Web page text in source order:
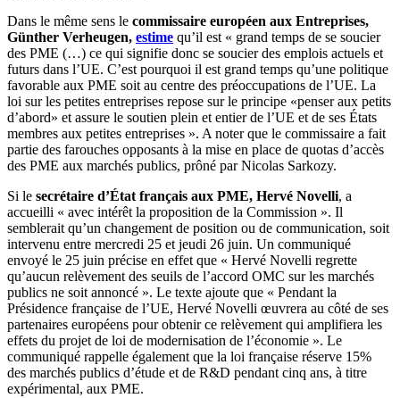
Dans le même sens le commissaire européen aux Entreprises,
Günther Verheugen, estime qu’il est « grand temps de se soucier
des PME (…) ce qui signifie donc se soucier des emplois actuels et
futurs dans l’UE. C’est pourquoi il est grand temps qu’une politique
favorable aux PME soit au centre des préoccupations de l’UE. La
loi sur les petites entreprises repose sur le principe «penser aux petits
d’abord» et assure le soutien plein et entier de l’UE et de ses États
membres aux petites entreprises ». A noter que le commissaire a fait
partie des farouches opposants à la mise en place de quotas d’accès
des PME aux marchés publics, prôné par Nicolas Sarkozy.
Si le secrétaire d’État français aux PME, Hervé Novelli, a
accueilli « avec intérêt la proposition de la Commission ». Il
semblerait qu’un changement de position ou de communication, soit
intervenu entre mercredi 25 et jeudi 26 juin. Un communiqué
envoyé le 25 juin précise en effet que « Hervé Novelli regrette
qu’aucun relèvement des seuils de l’accord OMC sur les marchés
publics ne soit annoncé ». Le texte ajoute que « Pendant la
Présidence française de l’UE, Hervé Novelli œuvrera au côté de ses
partenaires européens pour obtenir ce relèvement qui amplifiera les
effets du projet de loi de modernisation de l’économie ». Le
communiqué rappelle également que la loi française réserve 15%
des marchés publics d’étude et de R&D pendant cinq ans, à titre
expérimental, aux PME.